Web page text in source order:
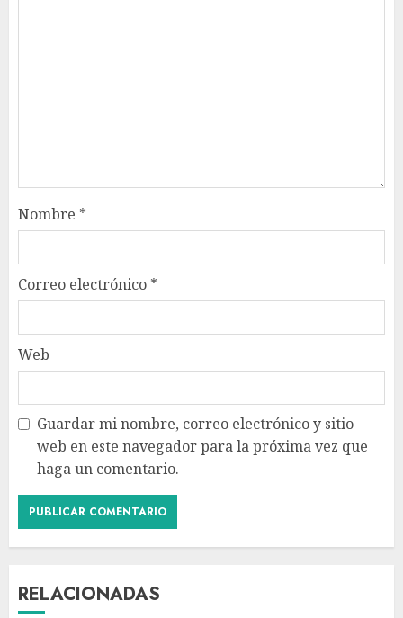
Nombre *
Correo electrónico *
Web
Guardar mi nombre, correo electrónico y sitio
web en este navegador para la próxima vez que
haga un comentario.
RELACIONADAS